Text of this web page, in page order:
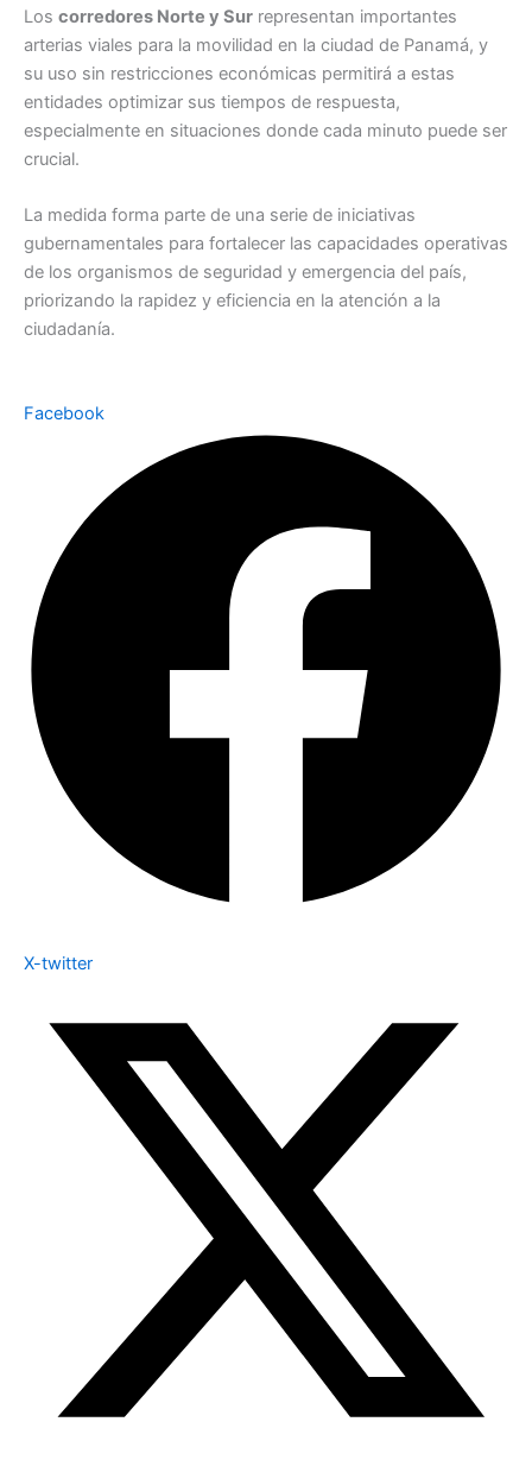
Los corredores Norte y Sur representan importantes
arterias viales para la movilidad en la ciudad de Panamá, y
su uso sin restricciones económicas permitirá a estas
entidades optimizar sus tiempos de respuesta,
especialmente en situaciones donde cada minuto puede ser
crucial.
La medida forma parte de una serie de iniciativas
gubernamentales para fortalecer las capacidades operativas
de los organismos de seguridad y emergencia del país,
priorizando la rapidez y eficiencia en la atención a la
ciudadanía.
Facebook
X-twitter